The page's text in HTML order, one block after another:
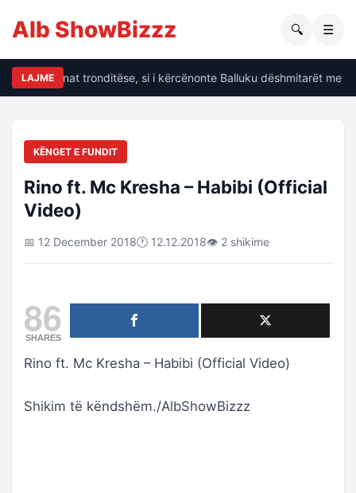
Alb ShowBizzz 🔍 ☰
LAJME
të dhënat tronditëse, si i kërcënonte Balluku dëshmitarët me
KËNGET E FUNDIT
Rino ft. Mc Kresha – Habibi (Official
Video)
📅 12 December 2018🕐 12.12.2018👁 2 shikime
86
SHARES
Rino ft. Mc Kresha – Habibi (Official Video)
Shikim të këndshëm./AlbShowBizzz